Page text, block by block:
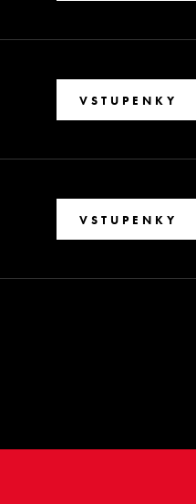
VSTUPENKY
VSTUPENKY